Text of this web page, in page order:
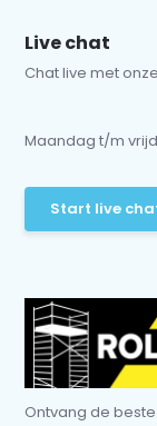
Live chat
Chat live met
Maandag t/m
Start live
Ontvang de